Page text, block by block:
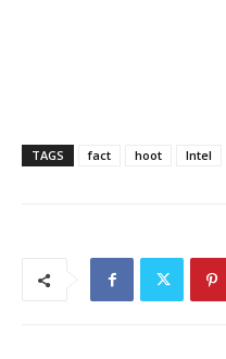
TAGS fact hoot Intel